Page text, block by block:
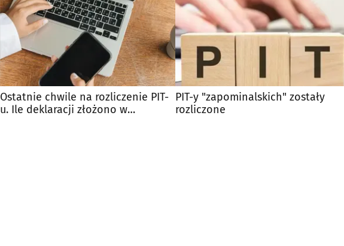
Ostatnie chwile na rozliczenie PIT-
u. Ile deklaracji złożono w
PIT-y "zapominalskich" zostały
rozliczone